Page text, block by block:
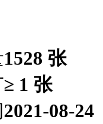
1528 张
≥ 1 张
2021-08-24